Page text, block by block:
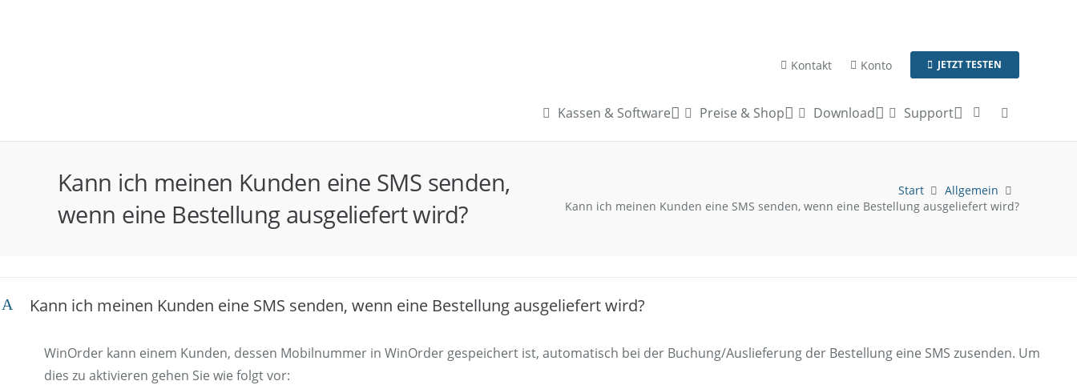
Kontakt Konto JETZT TESTEN
Kassen & Software Preise & Shop Download Support
Kann ich meinen Kunden eine SMS senden,
wenn eine Bestellung ausgeliefert wird?
Start
Allgemein
Kann ich meinen Kunden eine SMS senden, wenn eine Bestellung ausgeliefert wird?
A Kann ich meinen Kunden eine SMS senden, wenn eine Bestellung ausgeliefert wird?
WinOrder kann einem Kunden, dessen Mobilnummer in WinOrder gespeichert ist, automatisch bei der Buchung/Auslieferung der Bestellung eine SMS zusenden. Um
dies zu aktivieren gehen Sie wie folgt vor: